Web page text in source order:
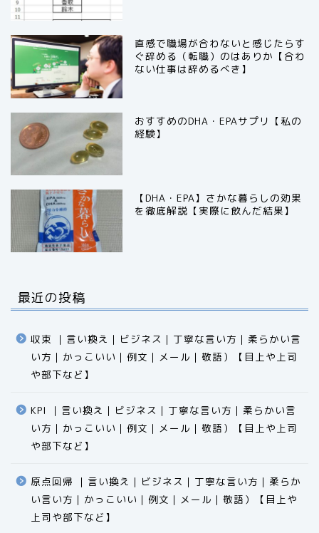
直感で職場が合わないと感じたらす
ぐ辞める（転職）のはありか【合わ
ない仕事は辞めるべき】
おすすめのDHA・EPAサプリ【私の
経験】
【DHA・EPA】さかな暮らしの効果
を徹底解説【実際に飲んだ結果】
最近の投稿
収束 ｜言い換え｜ビジネス｜丁寧な言い方｜柔らかい言
い方｜かっこいい｜例文｜メール｜敬語）【目上や上司
や部下など】​​​​​​​​​​​​​​​​
KPI ｜言い換え｜ビジネス｜丁寧な言い方｜柔らかい言
い方｜かっこいい｜例文｜メール｜敬語）【目上や上司
や部下など】​​​​​​​​​​​​​​​​
原点回帰 ｜言い換え｜ビジネス｜丁寧な言い方｜柔らか
い言い方｜かっこいい｜例文｜メール｜敬語）【目上や
上司や部下など】​​​​​​​​​​​​​​​​
食品
科学